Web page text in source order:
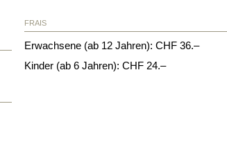
FRAIS
Erwachsene (ab 12 Jahren): CHF 36.–
Kinder (ab 6 Jahren): CHF 24.–